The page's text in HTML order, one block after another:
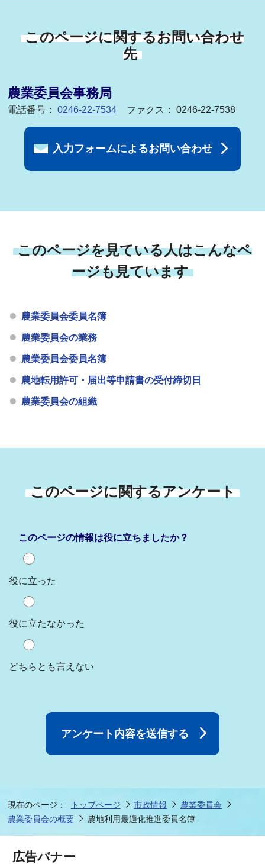
このページに関するお問い合わせ
先
農業委員会事務局
電話番号：0246-22-7534 ファクス： 0246-22-7538
入力フォームによるお問い合わせ
このページを見ている人はこんなペ
ージも見ています
農業委員会委員名簿
農業委員会の業務
農業委員会委員名簿
農地転用許可・届出等申請書の受付締切日
農業委員会の組織
このページに関するアンケート
このページの情報は役に立ちましたか？
役に立った
役に立たなかった
どちらとも言えない
現在のページ： トップページ 市政情報
農業委員会
農業委員会の概要
農地利用最適化推進委員名簿
広告バナー